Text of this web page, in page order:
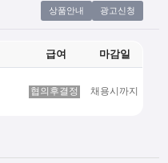
상품안내 광고신청
급여 마감일
협의후결정 채용시까지